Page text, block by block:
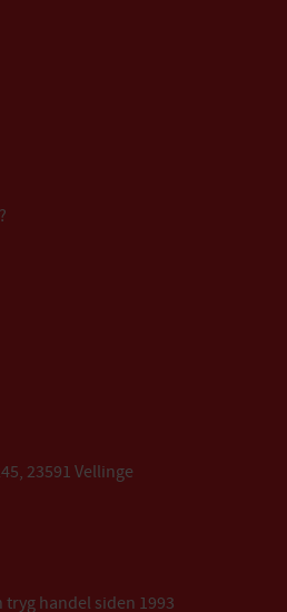
23591 Vellinge
tryg handel siden 1993